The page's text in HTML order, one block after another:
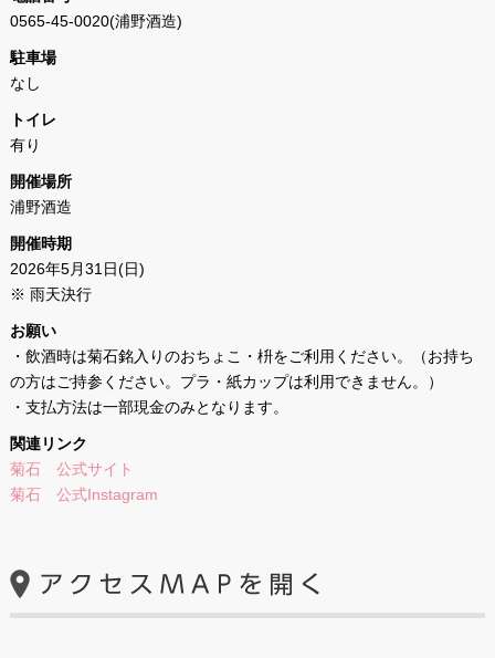
0565-45-0020(浦野酒造)
駐車場
なし
トイレ
有り
開催場所
浦野酒造
開催時期
2026年5月31日(日)
※ 雨天決行
お願い
・飲酒時は菊石銘入りのおちょこ・枡をご利用ください。（お持ち
の方はご持参ください。プラ・紙カップは利用できません。）
・支払方法は一部現金のみとなります。
関連リンク
菊石 公式サイト
菊石 公式Instagram